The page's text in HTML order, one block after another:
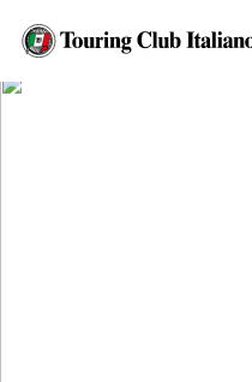
HOME
MAISON DU BOEUF